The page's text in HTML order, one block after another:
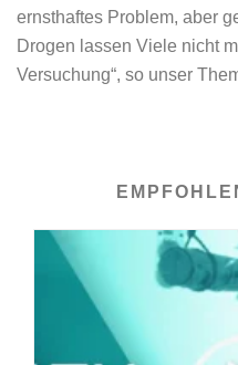
ernsthaftes Problem, aber
Drogen lassen Viele nicht
Versuchung“, so unser